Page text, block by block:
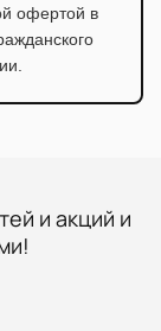
офертой в
и акций и